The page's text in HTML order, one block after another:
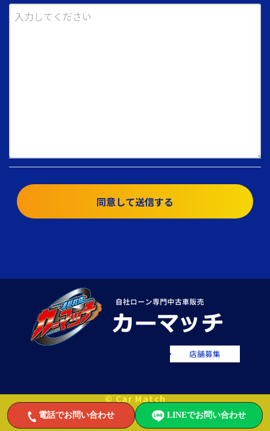
同意して送信する
電話でお問い合わせ LINEでお問い合わせ
店舗募集
© Car Match
自社ローンで中古車をお値打ちに販売するカーマッチ